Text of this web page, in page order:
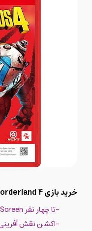
خرید بازی Borderland 4 برای Nintendo Switch 2
-تا چهار نفر Split-Screen افلاین -2 الی 12 نفر آنلاین
-اکشن نقش